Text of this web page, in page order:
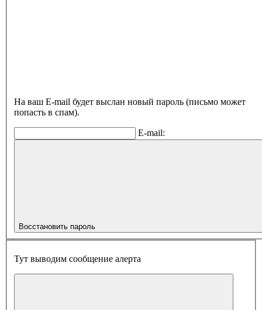
На ваш E-mail будет выслан новый пароль (письмо может
попасть в спам).
E-mail:
Восстановить пароль
Тут выводим сообщение алерта